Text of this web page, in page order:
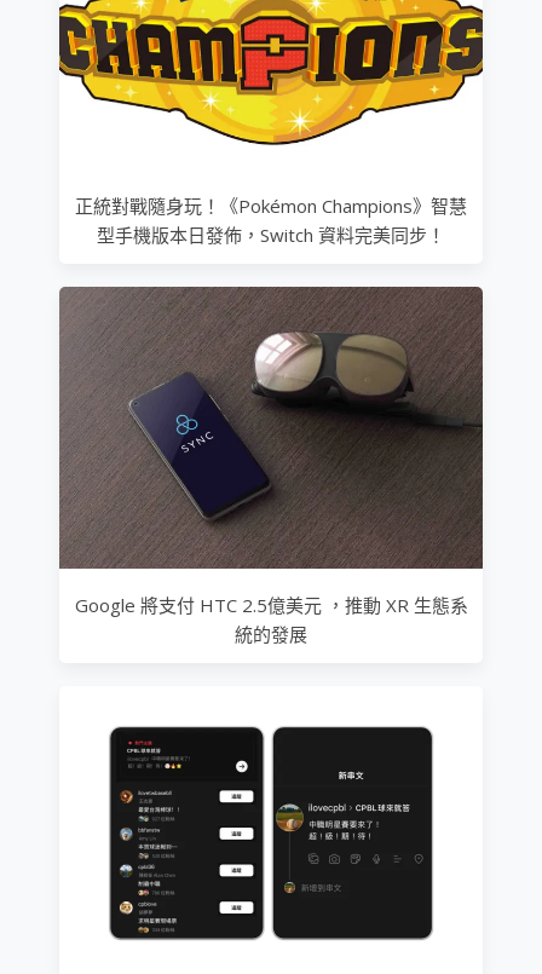
正統對戰隨身玩！《Pokémon Champions》智慧
型手機版本日發佈，Switch 資料完美同步！
Google 將支付 HTC 2.5億美元 ，推動 XR 生態系
統的發展